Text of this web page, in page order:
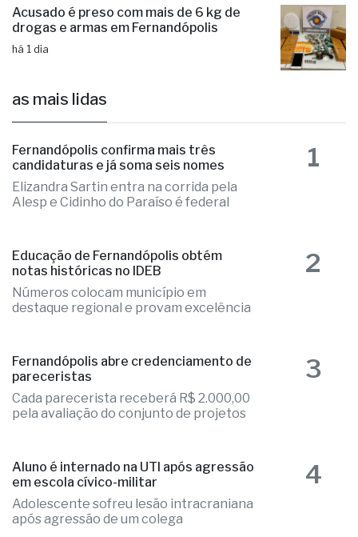
Acusado é preso com mais de 6 kg de
drogas e armas em Fernandópolis
há 1 dia
as mais lidas
Fernandópolis confirma mais três
candidaturas e já soma seis nomes
Elizandra Sartin entra na corrida pela
Alesp e Cidinho do Paraíso é federal
1
Educação de Fernandópolis obtém
notas históricas no IDEB
Números colocam município em
destaque regional e provam excelência
2
Fernandópolis abre credenciamento de
pareceristas
Cada parecerista receberá R$ 2.000,00
pela avaliação do conjunto de projetos
3
Aluno é internado na UTI após agressão
em escola cívico-militar
Adolescente sofreu lesão intracraniana
após agressão de um colega
4